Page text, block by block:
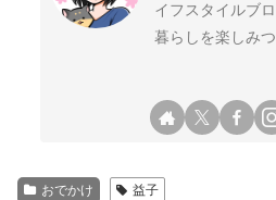
イフスタイルブロ
暮らしを楽しみ
おでかけ 益子